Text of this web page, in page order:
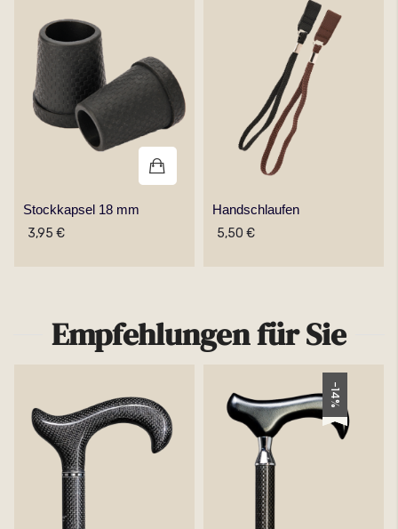
Stockkapsel 18 mm
3,95 €
Handschlaufen
5,50 €
Empfehlungen für Sie
-14%